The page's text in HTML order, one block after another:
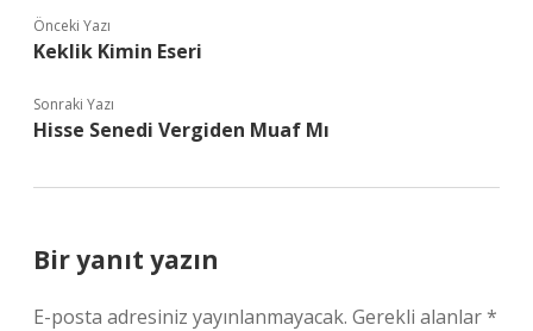
Önceki Yazı
Keklik Kimin Eseri
Sonraki Yazı
Hisse Senedi Vergiden Muaf Mı
Bir yanıt yazın
E-posta adresiniz yayınlanmayacak. Gerekli alanlar*